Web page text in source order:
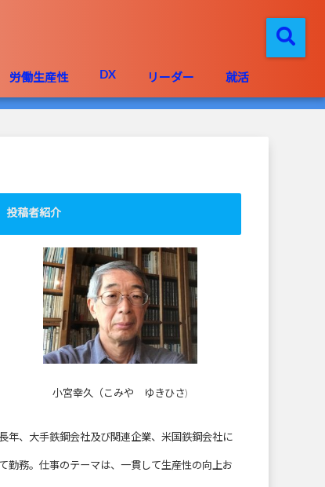
労働生産性 DX リーダー 就活
投稿者紹介
小宮幸久（こみや ゆきひさ)
年、大手鉄鋼会社及び関連企業、米国鉄鋼会社に
て勤務。仕事のテーマは、一貫して生産性の向上お